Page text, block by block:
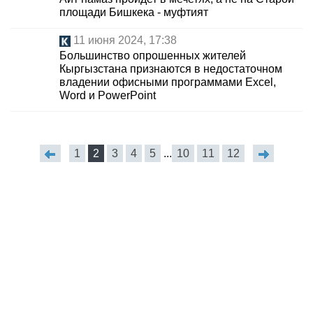
площади Бишкека - муфтият
11 июня 2024, 17:38
Большинство опрошенных жителей
Кыргызстана признаются в недостаточном
владении офисными программами Excel,
Word и PowerPoint
1 2 3 4 5 ... 10 11 12